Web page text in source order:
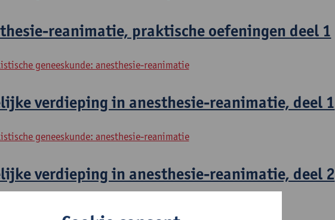
reanimatie, praktische oefeningen deel 1
geneeskunde: anesthesie-reanimatie
verdieping in anesthesie-reanimatie, deel 1
geneeskunde: anesthesie-reanimatie
verdieping in anesthesie-reanimatie, deel 2
geneeskunde: anesthesie-reanimatie